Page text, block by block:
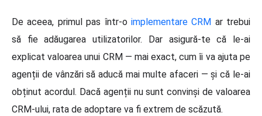
De aceea, primul pas într-o implementare CRM ar trebui
să fie adăugarea utilizatorilor. Dar asigură-te că le-ai
explicat valoarea unui CRM — mai exact, cum îi va ajuta pe
agenții de vânzări să aducă mai multe afaceri — și că le-ai
obținut acordul. Dacă agenții nu sunt convinși de valoarea
CRM-ului, rata de adoptare va fi extrem de scăzută.